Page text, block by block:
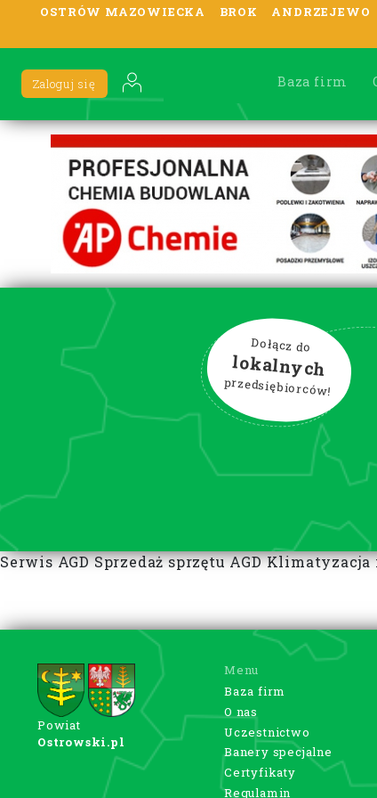
OSTRÓW MAZOWIECKA BROK ANDRZEJEWO
Baza firm
Zaloguj się
Dołącz do
lokalnych
przedsiębiorców!
Serwis AGD Sprzedaż sprzętu AGD
Powiat
Ostrowski.pl
Menu
Baza firm
O nas
Uczestnictwo
Banery specjalne
Certyfikaty
Regulamin